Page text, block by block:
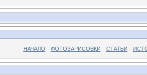
НАЧАЛО ФОТОЗАРИСОВКИ СТАТЬИ